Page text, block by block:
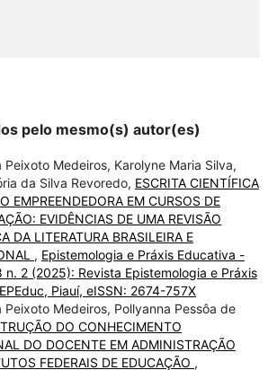
pelo mesmo(s) autor(es)
Peixoto Medeiros, Karolyne Maria Silva,
da Silva Revoredo, ESCRITA CIENTÍFICA
EMPREENDEDORA EM CURSOS DE
EVIDÊNCIAS DE UMA REVISÃO
DA LITERATURA BRASILEIRA E
, Epistemologia e Práxis Educativa -
n. 2 (2025): Revista Epistemologia e Práxis
Piauí, eISSN: 2674-757X
Peixoto Medeiros, Pollyanna Pessôa de
DO CONHECIMENTO
DO DOCENTE EM ADMINISTRAÇÃO
FEDERAIS DE EDUCAÇÃO ,